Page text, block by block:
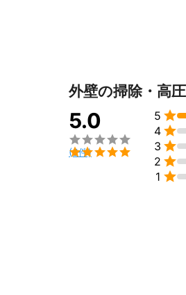
外壁の掃除・高
5.0


(6件)
5 
4 
3 
2 
1 